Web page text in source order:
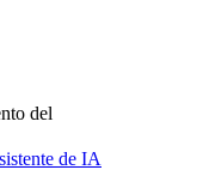
del
de IA